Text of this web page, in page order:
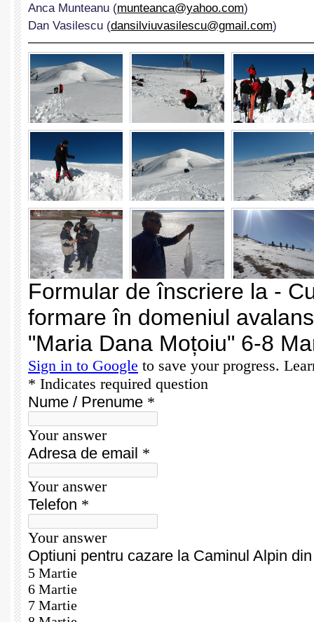
Anca Munteanu (munteanca@yahoo.com)
Dan Vasilescu (dansilviuvasilescu@gmail.com)